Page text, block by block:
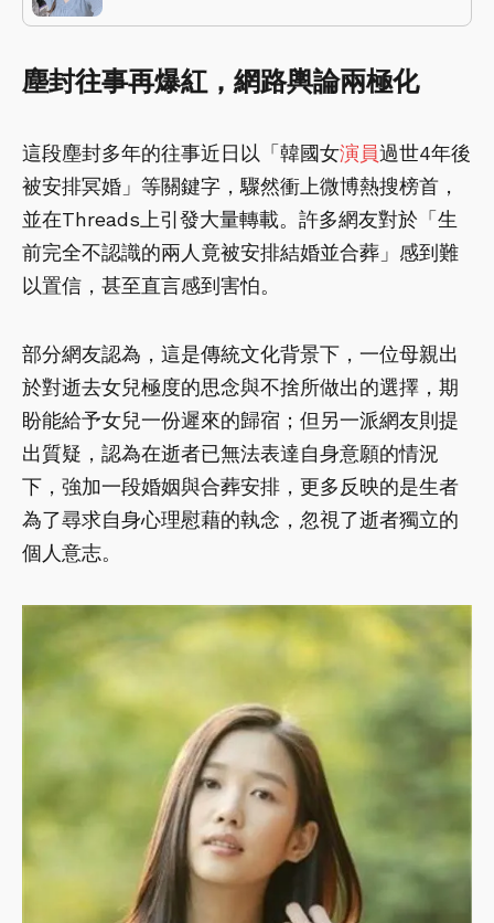
塵封往事再爆紅，網路輿論兩極化
這段塵封多年的往事近日以「韓國女演員過世4年後
被安排冥婚」等關鍵字，驟然衝上微博熱搜榜首，
並在Threads上引發大量轉載。許多網友對於「生
前完全不認識的兩人竟被安排結婚並合葬」感到難
以置信，甚至直言感到害怕。
部分網友認為，這是傳統文化背景下，一位母親出
於對逝去女兒極度的思念與不捨所做出的選擇，期
盼能給予女兒一份遲來的歸宿；但另一派網友則提
出質疑，認為在逝者已無法表達自身意願的情況
下，強加一段婚姻與合葬安排，更多反映的是生者
為了尋求自身心理慰藉的執念，忽視了逝者獨立的
個人意志。